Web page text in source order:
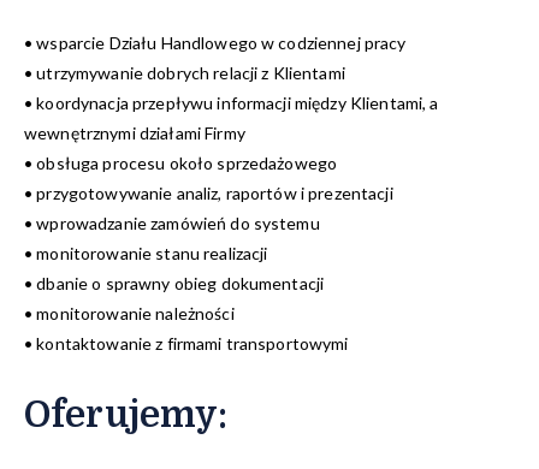
• wsparcie Działu Handlowego w codziennej pracy
• utrzymywanie dobrych relacji z Klientami
• koordynacja przepływu informacji między Klientami, a
wewnętrznymi działami Firmy
• obsługa procesu około sprzedażowego
• przygotowywanie analiz, raportów i prezentacji
• wprowadzanie zamówień do systemu
• monitorowanie stanu realizacji
• dbanie o sprawny obieg dokumentacji
• monitorowanie należności
• kontaktowanie z firmami transportowymi
Oferujemy: